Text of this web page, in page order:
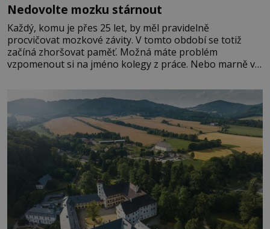
Nedovolte mozku stárnout
Každý, komu je přes 25 let, by měl pravidelně
procvičovat mozkové závity. V tomto období se totiž
začíná zhoršovat paměť. Možná máte problém
vzpomenout si na jméno kolegy z práce. Nebo marně v
Je to opravdu tak, s věkem jako kdyby se paměť
rozhodla stávkovat. Cvičte